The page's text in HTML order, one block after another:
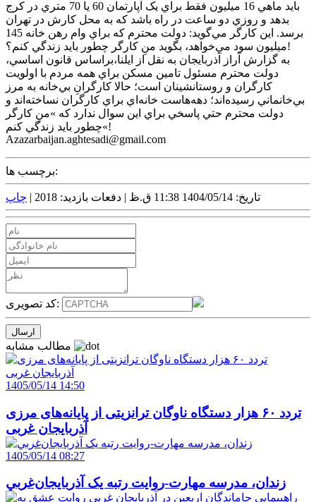
بايد ماهي 16 ميليون فقط براي يک آپارتمان 60 يا 70 متري در کرج
بدهد و روزي دو ساعت در راه باشد که به محل کارش در تهران
برسد. اين کارگر مي‌گويد: دولت محترم که براي وام رهن خانه 145
ميليون سود مي‌خواهد، بگويد منِ کارگر چطور بايد زندگي کنم؟!
به گزارش آراز آذربايجان به نقل از ايلنا،براساس قانون اساسي،
دولت محترم مسئول تامين مسکن براي همه مردم با اولويت
کارگران و روستانشينان است؛ حالا کارگرانِ بي‌خانه به مرز
بي‌خانماني رسيده‌اند؛ دهه‌هاست خانه‌اي براي کارگران نساخته‌اند و
دولت محترم حتي پاسخي براي اين سوال ندارد که »منِ کارگر
چطور بايد زندگي کنم«!
Azazarbaijan.aghtesadi@gmail.com
برچسب ها:
تاریخ: 1404/05/14 11:38 ق.ظ | دفعات بازدید: 2018 | چاپ
کد تصویری:
1405/05/14 14:50
تردد ۶۰ هزار دستگاه ناوگان ترانزیتی از پایانه‌های مرزی
آذربایجان ‌غربی
1405/05/14 08:27
زندان، مدرسه مهارت-روايت رتبه يک آذربايجان‌غربي